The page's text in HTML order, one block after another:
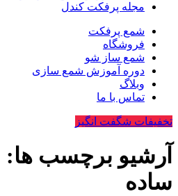
مجله پرفکت کندل
شمع پرفکت
فروشگاه
شمع ساز شو
دوره آموزش شمع سازی
وبلاگ
تماس با ما
تخفیفات شگفت انگیز
آرشیو برچسب
ساده